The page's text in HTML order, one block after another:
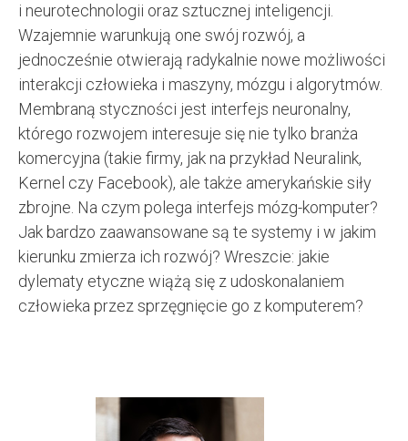
i neurotechnologii oraz sztucznej inteligencji.
Wzajemnie warunkują one swój rozwój, a
jednocześnie otwierają radykalnie nowe możliwości
interakcji człowieka i maszyny, mózgu i algorytmów.
Membraną styczności jest interfejs neuronalny,
którego rozwojem interesuje się nie tylko branża
komercyjna (takie firmy, jak na przykład Neuralink,
Kernel czy Facebook), ale także amerykańskie siły
zbrojne. Na czym polega interfejs mózg-komputer?
Jak bardzo zaawansowane są te systemy i w jakim
kierunku zmierza ich rozwój? Wreszcie: jakie
dylematy etyczne wiążą się z udoskonalaniem
człowieka przez sprzęgnięcie go z komputerem?